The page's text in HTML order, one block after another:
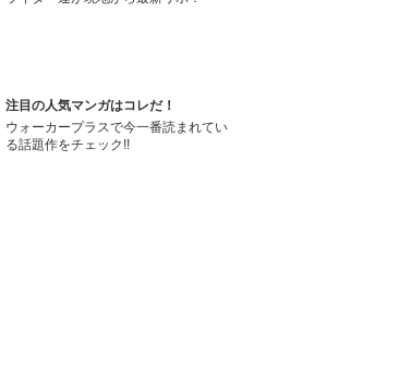
注目の人気マンガはコレだ！
ウォーカープラスで今一番読まれてい
る話題作をチェック!!